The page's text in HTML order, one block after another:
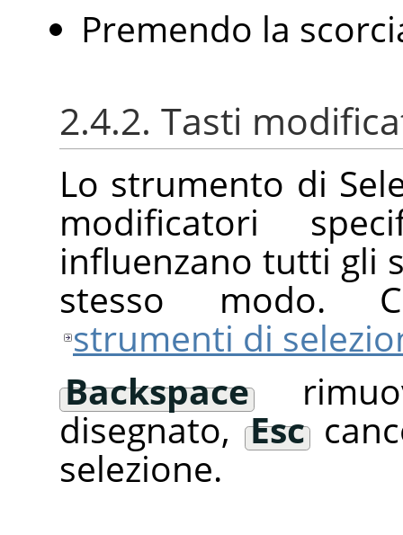
Premendo la
2.4.2. Tasti
Lo strumento di
modificatori
influenzano tutti gli
stesso modo.
strumenti di
Backspace
disegnato, Esc
selezione.